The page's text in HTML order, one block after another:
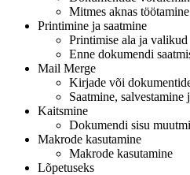
Mitmes aknas töötamine
Printimine ja saatmine
Printimise ala ja valikud
Enne dokumendi
Mail Merge
Kirjade või
Saatmine,
Kaitsmine
Dokumendi sisu
Makrode kasutamine
Makrode kasutamine
Lõpetuseks